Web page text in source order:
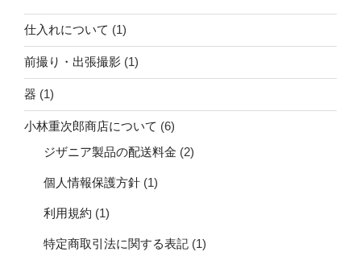
仕入れについて (1)
前撮り・出張撮影 (1)
器 (1)
小林重次郎商店について (6)
ジザニア製品の配送料金 (2)
個人情報保護方針 (1)
利用規約 (1)
特定商取引法に関する表記 (1)